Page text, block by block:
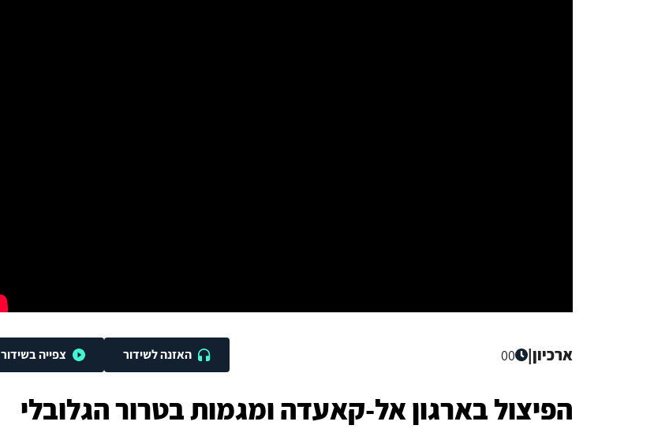
ארכיון|
00 האזנה לשידור צפייה בשידור
הפיצול בארגון אל-קאעדה ומגמות בטרור הגלובלי